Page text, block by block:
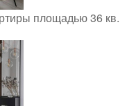
площадью 36 кв.